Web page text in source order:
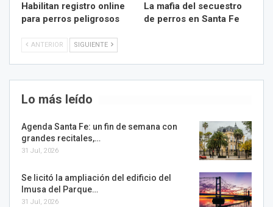
Habilitan registro online
para perros peligrosos
La mafia del secuestro
de perros en Santa Fe
ANTERIOR SIGUIENTE
Lo más leído
Agenda Santa Fe: un fin de semana con
grandes recitales,…
31 Jul, 2026
Se licitó la ampliación del edificio del
Imusa del Parque…
31 Jul, 2026